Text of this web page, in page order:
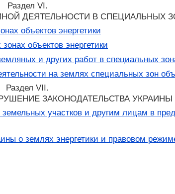
Раздел VI.
ДЕЯТЕЛЬНОСТИ В СПЕЦИАЛЬНЫХ
объектов энергетики
объектов энергетики
и других работ в специальных
на землях специальных зон
Раздел VII.
ЗАКОНОДАТЕЛЬСТВА УКРАИНЫ
участков и другим лицам в
о землях энергетики и правовом